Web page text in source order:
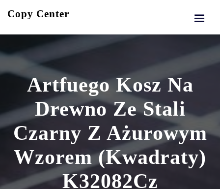
Copy Center
Artfuego Kosz Na
Drewno Ze Stali
Czarny Z Ażurowym
Wzorem (Kwadraty)
K32082Cz